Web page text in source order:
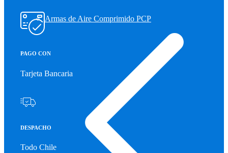
Armas de Aire Comprimido PCP
PAGO CON
Tarjeta Bancaria
DESPACHO
Todo Chile